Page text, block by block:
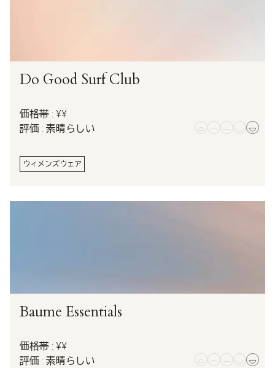
Do Good Surf Club
価格帯 : ¥¥
評価 : 素晴らしい
ウィメンズウェア
Baume Essentials
価格帯 : ¥¥
評価 : 素晴らしい